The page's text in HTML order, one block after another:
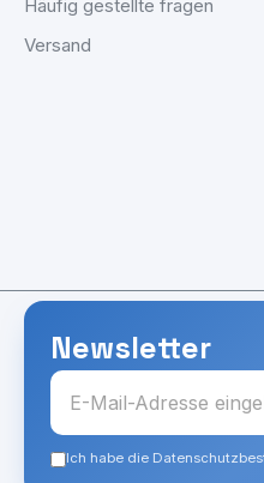
Häufig gestellte fragen
Versand
Newsletter
Ich habe die